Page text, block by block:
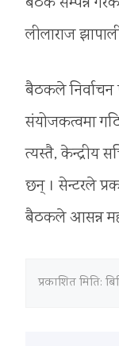
लीलाराज
बैठकले निर्वाचन
संयोजकत्वमा
त्यस्तै, केन्द्रीय
छन् । सेन्टरले
बैठकले आसन्न
प्रकाशित मिति: